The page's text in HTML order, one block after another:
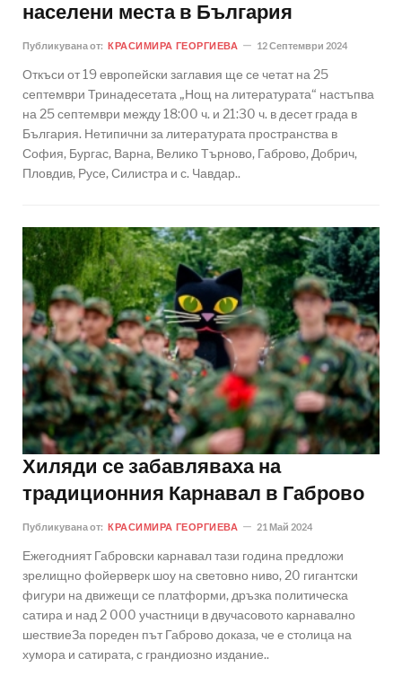
населени места в България
Публикувана от: КРАСИМИРА ГЕОРГИЕВА 12 Септември 2024
Откъси от 19 европейски заглавия ще се четат на 25
септември Тринадесетата „Нощ на литературата“ настъпва
на 25 септември между 18:00 ч. и 21:30 ч. в десет града в
България. Нетипични за литературата пространства в
София, Бургас, Варна, Велико Търново, Габрово, Добрич,
Пловдив, Русе, Силистра и с. Чавдар..
Хиляди се забавляваха на
традиционния Карнавал в Габрово
Публикувана от: КРАСИМИРА ГЕОРГИЕВА 21 Май 2024
Ежегодният Габровски карнавал тази година предложи
зрелищно фойерверк шоу на световно ниво, 20 гигантски
фигури на движещи се платформи, дръзка политическа
сатира и над 2 000 участници в двучасовото карнавално
шествиеЗа пореден път Габрово доказа, че е столица на
хумора и сатирата, с грандиозно издание..